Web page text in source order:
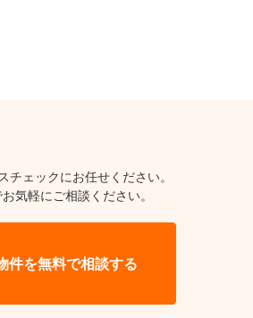
ェックにお任せください。
気軽にご相談ください。
件を無料で相談する